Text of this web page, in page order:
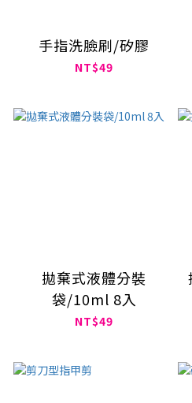
手指洗臉刷/矽膠
NT$49
拋棄式液體分裝
袋/10ml 8入
NT$49